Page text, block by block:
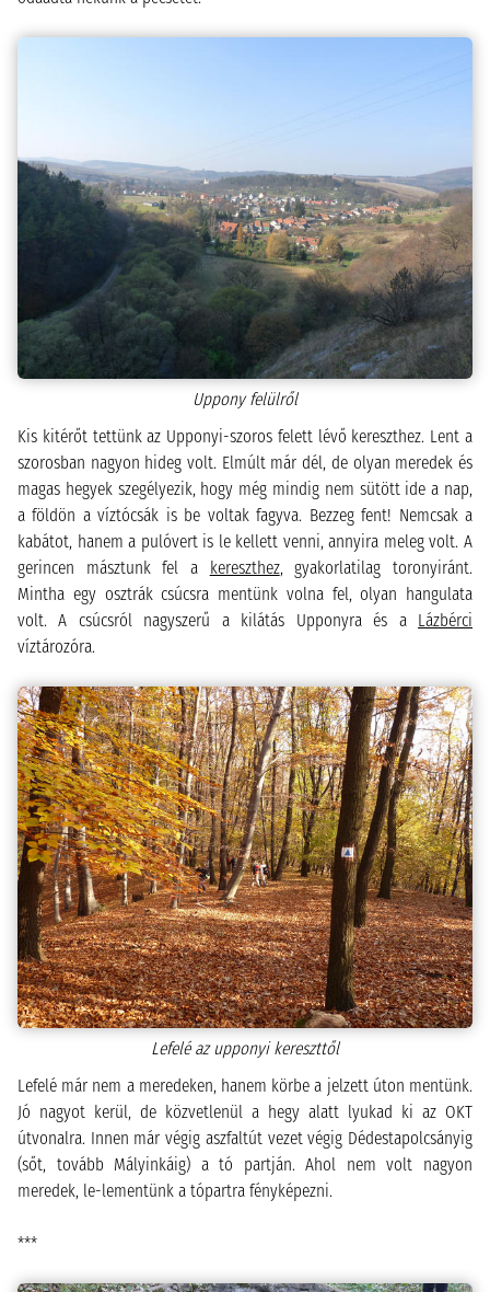
Uppony felülről
Kis kitérőt tettünk az Upponyi-szoros felett lévő kereszthez. Lent a
szorosban nagyon hideg volt. Elmúlt már dél, de olyan meredek és
magas hegyek szegélyezik, hogy még mindig nem sütött ide a nap,
a földön a víztócsák is be voltak fagyva. Bezzeg fent! Nemcsak a
kabátot, hanem a pulóvert is le kellett venni, annyira meleg volt. A
gerincen másztunk fel a
kereszthez, gyakorlatilag toronyiránt.
Mintha egy osztrák csúcsra mentünk volna fel, olyan hangulata
volt. A csúcsról nagyszerű a kilátás Upponyra és a Lázbérci
víztározóra.
Lefelé az upponyi kereszttől
Lefelé már nem a meredeken, hanem körbe a jelzett úton mentünk.
Jó nagyot kerül, de közvetlenül a hegy alatt lyukad ki az OKT
útvonalra. Innen már végig aszfaltút vezet végig Dédestapolcsányig
(sőt, tovább Mályinkáig) a tó partján. Ahol nem volt nagyon
meredek, le-lementünk a tópartra fényképezni.
***